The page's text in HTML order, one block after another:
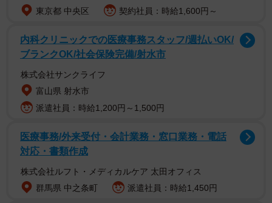
ハスキー犬が猫の顔をかぷり！Twitter上で話題を呼んだ（かもしかさん提
東京都 中央区
契約社員：時給1,600円～
内科クリニックでの医療事務スタッフ/週払いOK/
ブランクOK/社会保険完備/射水市
株式会社サンクライフ
富山県 射水市
派遣社員：時給1,200円～1,500円
医療事務/外来受付・会計業務・窓口業務・電話
対応・書類作成
株式会社ルフト・メディカルケア 太田オフィス
群馬県 中之条町
派遣社員：時給1,450円